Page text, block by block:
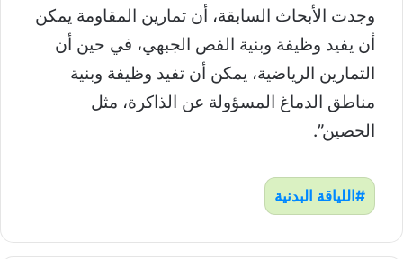
وجدت الأبحاث السابقة، أن تمارين المقاومة يمكن
أن يفيد وظيفة وبنية الفص الجبهي، في حين أن
التمارين الرياضية، يمكن أن تفيد وظيفة وبنية
مناطق الدماغ المسؤولة عن الذاكرة، مثل
الحصين”.
اللياقة البدنية